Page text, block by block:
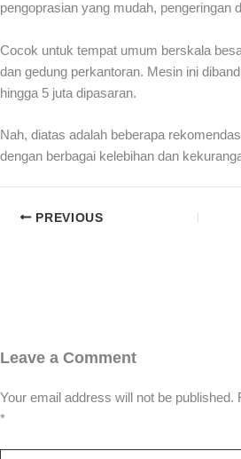
pengoprasian yang mudah, pengeringan
Cocok untuk tempat umum berskala
dan gedung perkantoran. Mesin ini
hingga 5 juta dipasaran.
Nah, diatas adalah beberapa
dengan berbagai kelebihan dan
PREVIOUS
Leave a Comment
Your email address will not be published.
*